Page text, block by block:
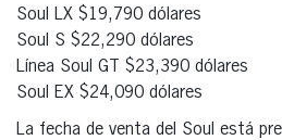
Soul LX $19,790 dólares
Soul S $22,290 dólares
Línea Soul GT $23,390 dólares
Soul EX $24,090 dólares
La fecha de venta del Soul está